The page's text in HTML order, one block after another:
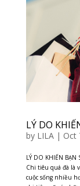
LÝ DO
by LILA| Oct
LÝ DO KHIẾN BẠN
Chi tiêu quá đà là
cuộc sống nhiều